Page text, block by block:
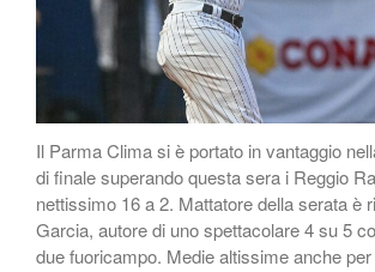
Il Parma Clima si è portato in vantaggio
di finale superando questa sera i Reggio
nettissimo 16 a 2. Mattatore della serata è
Garcia, autore di uno spettacolare 4 su 5
due fuoricampo. Medie altissime anche